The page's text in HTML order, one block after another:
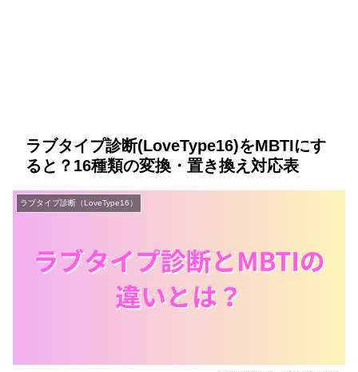
ラブタイプ診断(LoveType16)をMBTIにす
ると？16種類の変換・置き換え対応表
ラブタイプ診断（LoveType16）